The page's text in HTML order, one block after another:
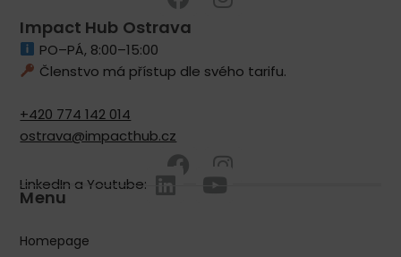
Impact Hub Ostrava
PO–PÁ, 8:00–15:00
Členstvo má přístup dle svého tarifu.
+420 774 142 014
ostrava@impacthub.cz
LinkedIn a Youtube:
Menu
Homepage